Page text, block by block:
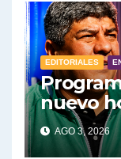
EDITORIALES
nuevo
Pablo
lasAGO 3, 2026